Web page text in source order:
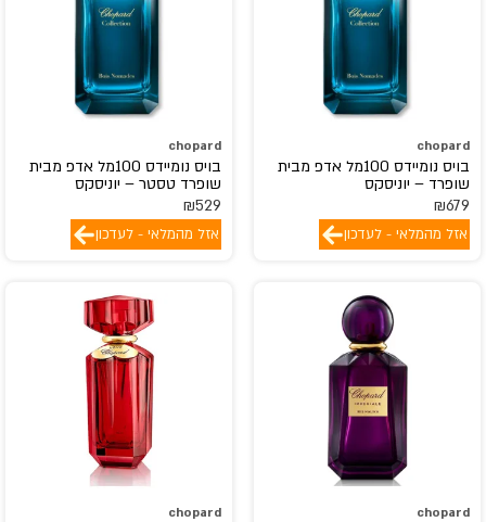
chopard
בויס נומיידס 100מל אדפ מבית
שופרד – יוניסקס
₪679
אזל מהמלאי - לעדכון
chopard
בויס נומיידס 100מל אדפ מבית
שופרד טסטר – יוניסקס
₪529
אזל מהמלאי - לעדכון
chopard
chopard